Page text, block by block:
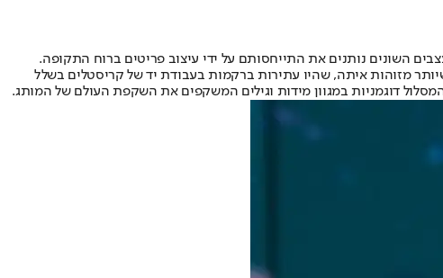
מזוהות איתה, שהיו עתירות ברקמות בעבודת יד של קריסטלים בשלל
דוגמניות במגוון מידות וגילים המשקפים את השקפת העולם של המותג.